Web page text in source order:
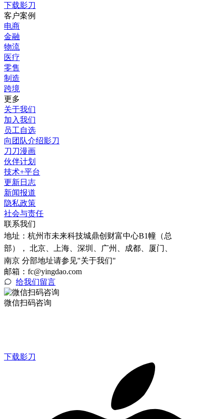
下载影刀
客户案例
电商
金融
物流
医疗
零售
制造
跨境
更多
关于我们
加入我们
员工自选
向团队介绍影刀
刀刀漫画
伙伴计划
技术+平台
更新日志
新闻报道
隐私政策
社会与责任
联系我们
地址： 杭州市未来科技城鼎创财富中心B1幢（总
部）， 北京、上海、深圳、广州、成都、厦门、
南京 分部地址请参见"关于我们"
邮箱：fc@yingdao.com
给我们留言
微信扫码咨询
下载影刀